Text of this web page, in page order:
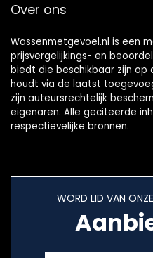
Over ons
Wassenmetgevoel.nl is een
prijsvergelijkings- en
biedt die beschikbaar zijn op
houdt via de laatst
zijn auteursrechtelijk
eigenaren. Alle geciteerde
respectievelijke bronnen.
WORD LID VAN